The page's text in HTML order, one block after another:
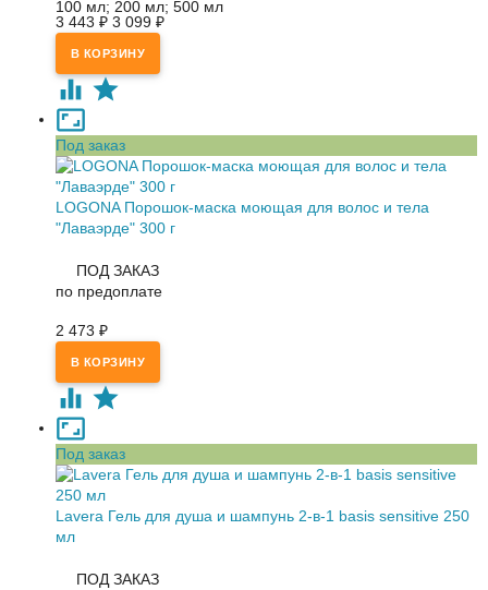
100 мл; 200 мл; 500 мл
3 443 ₽ 3 099 ₽
Под заказ
LOGONA Порошок-маска моющая для волос и тела
"Лаваэрде" 300 г
ПОД ЗАКАЗ
по предоплате
2 473 ₽
Под заказ
Lavera Гель для душа и шампунь 2-в-1 basis sensitive 250
мл
ПОД ЗАКАЗ